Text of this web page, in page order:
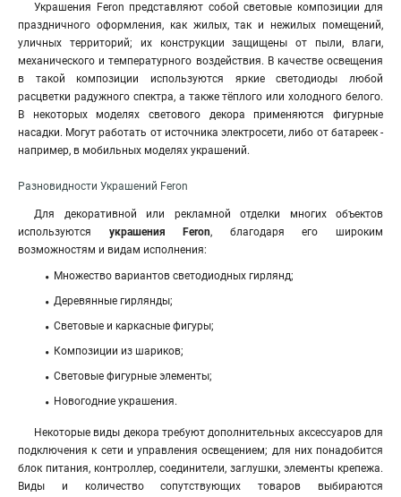
Украшения Feron представляют собой световые композиции для
праздничного оформления, как жилых, так и нежилых помещений,
уличных территорий; их конструкции защищены от пыли, влаги,
механического и температурного воздействия. В качестве освещения
в такой композиции используются яркие светодиоды любой
расцветки радужного спектра, а также тёплого или холодного белого.
В некоторых моделях светового декора применяются фигурные
насадки. Могут работать от источника электросети, либо от батареек -
например, в мобильных моделях украшений.
Разновидности Украшений Feron
Для декоративной или рекламной отделки многих объектов
используются украшения Feron, благодаря его широким
возможностям и видам исполнения:
Множество вариантов светодиодных гирлянд;
Деревянные гирлянды;
Световые и каркасные фигуры;
Композиции из шариков;
Световые фигурные элементы;
Новогодние украшения.
Некоторые виды декора требуют дополнительных аксессуаров для
подключения к сети и управления освещением; для них понадобится
блок питания, контроллер, соединители, заглушки, элементы крепежа.
Виды и количество сопутствующих товаров выбираются